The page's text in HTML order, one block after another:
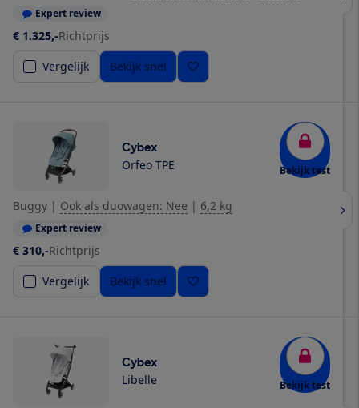
Expert review
€ 1.325,-Richtprijs
Vergelijk
Bekijk snel
Cybex
Orfeo TPE Bekijk test
Buggy | Ook als duowagen: Nee | 6,2 kg
Expert review
€ 310,-Richtprijs
Vergelijk
Bekijk snel
Cybex
Libelle Bekijk test